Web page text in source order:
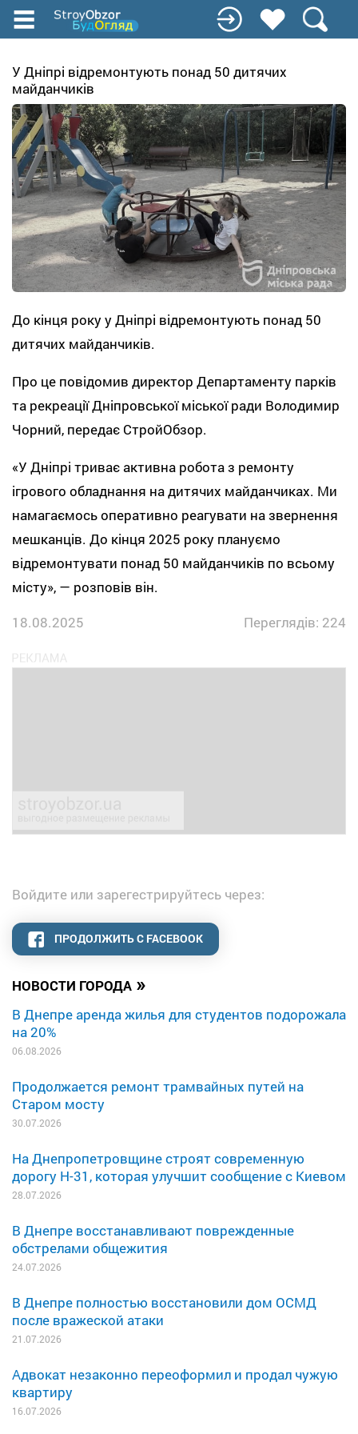
Перейти
содержанию
НОВОСТИ ГОРОДА »
В Днепре аренда жилья для студентов подорожала
на 20%
06.08.2026
Продолжается ремонт трамвайных путей на
Старом мосту
30.07.2026
На Днепропетровщине строят современную
дорогу Н-31, которая улучшит сообщение с Киевом
28.07.2026
В Днепре восстанавливают поврежденные
обстрелами общежития
24.07.2026
В Днепре полностью восстановили дом ОСМД
после вражеской атаки
21.07.2026
Адвокат незаконно переоформил и продал чужую
квартиру
16.07.2026
У Дніпрі відремонтують понад 50 дитячих
майданчиків
До кінця року у Дніпрі відремонтують понад 50
дитячих майданчиків.
Про це повідомив директор Департаменту парків
та рекреації Дніпровської міської ради Володимир
Чорний, передає СтройОбзор.
«У Дніпрі триває активна робота з ремонту
ігрового обладнання на дитячих майданчиках. Ми
намагаємось оперативно реагувати на звернення
мешканців. До кінця 2025 року плануємо
відремонтувати понад 50 майданчиків по всьому
місту», — розповів він.
18.08.2025
Переглядів: 224
Войдите или зарегестрируйтесь через:
ПРОДОЛЖИТЬ С FACEBOOK